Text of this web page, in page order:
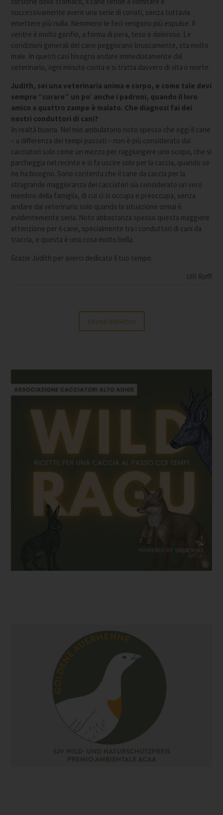
successivamente avere una serie di conati, senza tuttavia
emettere più nulla. Nemmeno le feci vengono più espulse. Il
ventre è molto gonfio, a forma di pera, teso e doloroso. Le
condizioni generali del cane peggiorano bruscamente, sta molto
male. In questi casi bisogna andare immediatamente dal
veterinario, ogni minuto conta e si tratta davvero di vita o morte.
Judith, sei una veterinaria anima e corpo, e come tale devi
sempre “curare” un po’ anche i padroni, quando il loro
amico a quattro zampe è malato. Che diagnosi fai dei
nostri conduttori di cani?
In realtà buona. Nel mio ambulatorio noto spesso che oggi il cane
– a differenza dei tempi passati – non è più considerato dai
cacciatori solo come un mezzo per raggiungere uno scopo, che si
parcheggia nel recinto e si fa uscire solo per la caccia, quando se
ne ha bisogno. Sono contenta che il cane da caccia per la
stragrande maggioranza dei cacciatori sia considerato un vero
membro della famiglia, di cui ci si occupa e preoccupa, senza
andare dal veterinario solo quando la situazione ormai è
evidentemente seria. Noto abbastanza spesso questa maggiore
attenzione per il cane, specialmente tra i conduttori di cani da
traccia, e questa è una cosa molto bella.
Grazie Judith per averci dedicato il tuo tempo.
Ulli Raffl
torna indietro